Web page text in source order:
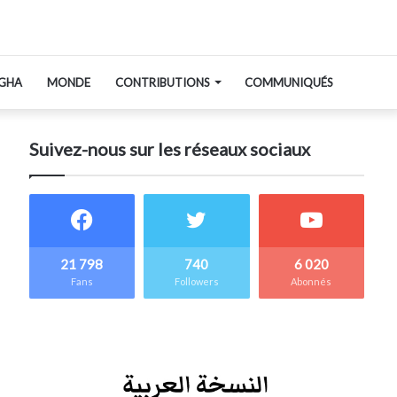
MONDE CONTRIBUTIONS COMMUNIQUÉS
Suivez-nous sur les réseaux sociaux
21 798
Fans
740
Followers
6 020
Abonnés